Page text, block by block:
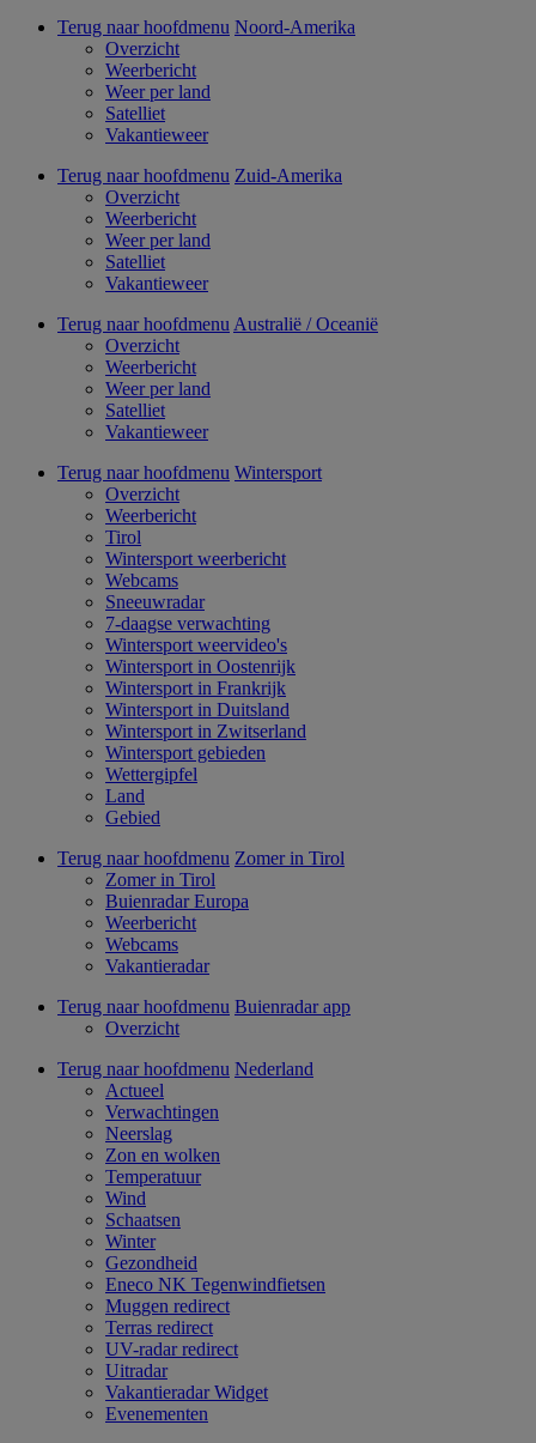
Terug naar hoofdmenu Noord-Amerika
Overzicht
Weerbericht
Weer per land
Satelliet
Vakantieweer
Terug naar hoofdmenu Zuid-Amerika
Overzicht
Weerbericht
Weer per land
Satelliet
Vakantieweer
Terug naar hoofdmenu Australië / Oceanië
Overzicht
Weerbericht
Weer per land
Satelliet
Vakantieweer
Terug naar hoofdmenu Wintersport
Overzicht
Weerbericht
Tirol
Wintersport weerbericht
Webcams
Sneeuwradar
7-daagse verwachting
Wintersport weervideo's
Wintersport in Oostenrijk
Wintersport in Frankrijk
Wintersport in Duitsland
Wintersport in Zwitserland
Wintersport gebieden
Wettergipfel
Land
Gebied
Terug naar hoofdmenu Zomer in Tirol
Zomer in Tirol
Buienradar Europa
Weerbericht
Webcams
Vakantieradar
Terug naar hoofdmenu Buienradar app
Overzicht
Terug naar hoofdmenu Nederland
Actueel
Verwachtingen
Neerslag
Zon en wolken
Temperatuur
Wind
Schaatsen
Winter
Gezondheid
Eneco NK Tegenwindfietsen
Muggen redirect
Terras redirect
UV-radar redirect
Uitradar
Vakantieradar Widget
Evenementen